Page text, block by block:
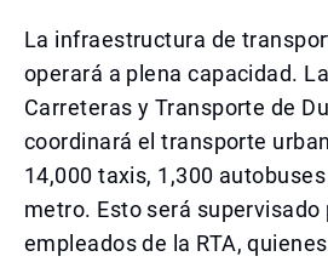
La infraestructura de
operará a plena capacidad.
Carreteras y Transporte de
coordinará el transporte
14,000 taxis, 1,300
metro. Esto será supervisado
empleados de la RTA,